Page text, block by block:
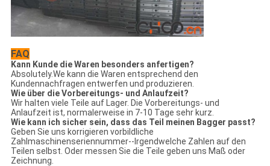
FAQ
Kann Kunde die Waren besonders anfertigen?
Absolutely.We kann die Waren entsprechend den
Kundennachfragen entwerfen und produzieren.
Wie über die Vorbereitungs- und Anlaufzeit?
Wir halten viele Teile auf Lager. Die Vorbereitungs- und
Anlaufzeit ist, normalerweise in 7-10 Tage sehr kurz.
Wie kann ich sicher sein, dass das Teil meinen Bagger passt?
Geben Sie uns korrigieren vorbildliche
Zahlmaschinenseriennummer--Irgendwelche Zahlen auf den
Teilen selbst. Oder messen Sie die Teile geben uns Maß oder
Zeichnung.